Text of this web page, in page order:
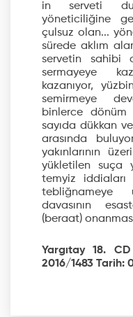
in serveti
yöneticiliğine
çulsuz olan...
sürede aklım
servetin sahibi
sermayeye
kazanıyor,
semirmeye
binlerce
sayıda dükkan
arasında
yakınlarının
yükletilen suça
temyiz iddiaları
davasının
(beraat)
Yargıtay 18.
2016/1483 Tarih: